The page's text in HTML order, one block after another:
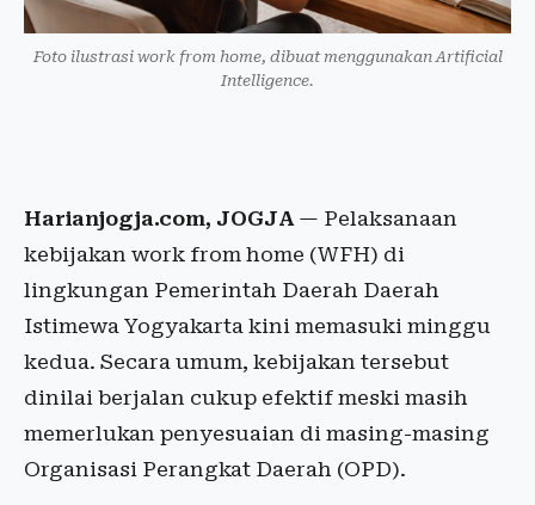
Foto ilustrasi work from home, dibuat menggunakan Artificial
Intelligence.
Harianjogja.com, JOGJA— Pelaksanaan
kebijakan work from home (WFH) di
lingkungan Pemerintah Daerah Daerah
Istimewa Yogyakarta kini memasuki minggu
kedua. Secara umum, kebijakan tersebut
dinilai berjalan cukup efektif meski masih
memerlukan penyesuaian di masing-masing
Organisasi Perangkat Daerah (OPD).